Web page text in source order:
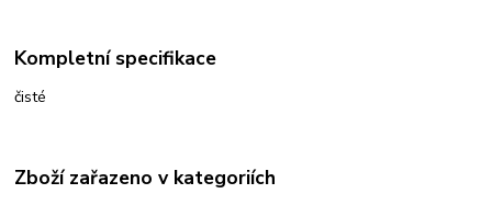
Kompletní specifikace
čisté
Zboží zařazeno v kategoriích